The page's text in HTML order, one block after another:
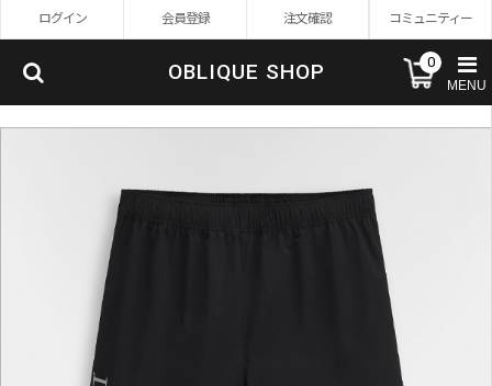
ログイン 会員登録 注文確認 コミュニティー
OBLIQUE SHOP 0
MENU